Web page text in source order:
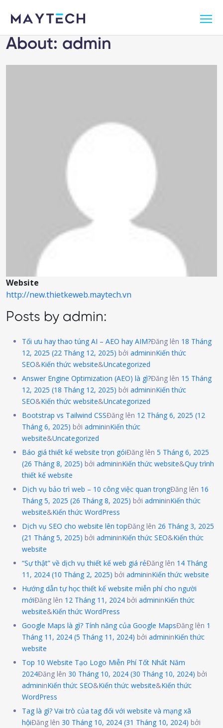
About: admin
Website
http://new.thietkeweb.maytech.vn
Posts by admin:
Tối ưu hay thao túng AI – AEO hay AIM?Đăng lên 18 Tháng
12, 2025 (22 Tháng 12, 2025) bởi admininKiến thức
SEO&Kiến thức website&Uncategorized
Answer Engine Optimization (AEO) là gì?Đăng lên 15 Tháng
12, 2025 (18 Tháng 12, 2025) bởi admininKiến thức
SEO&Kiến thức website&Uncategorized
Bootstrap vs Tailwind CSSĐăng lên 12 Tháng 6, 2025 (12
Tháng 6, 2025) bởi admininKiến thức
website&Uncategorized
Báo giá thiết kế website trọn góiĐăng lên 5 Tháng 6, 2025
(26 Tháng 8, 2025) bởi admininKiến thức website&Quy trình
thiết kế website
Dịch vụ bảo trì web – 10 công việc quan trọngĐăng lên 16
Tháng 5, 2025 (26 Tháng 8, 2025) bởi admininKiến thức
website&Kiến thức WordPress
Dịch vụ SEO cho website lên topĐăng lên 26 Tháng 3, 2025
(21 Tháng 5, 2025) bởi admininKiến thức SEO&Kiến thức
website
“Sự thật” về dịch vụ thiết kế web giá rẻĐăng lên 14 Tháng
11, 2024 (10 Tháng 2, 2025) bởi admininKiến thức website
Hướng dẫn tự học thiết kế website miễn phí cho người
mớiĐăng lên 12 Tháng 11, 2024 bởi admininKiến thức
website&Kiến thức WordPress
Google Maps là gì? Tính năng của Google MapsĐăng lên 1
Tháng 11, 2024 (5 Tháng 11, 2024) bởi admininKiến thức
website
Top 10 Website Tạo Logo Miễn Phí Tốt Nhất Năm
2024Đăng lên 30 Tháng 10, 2024 (30 Tháng 10, 2024) bởi
admininKiến thức SEO&Kiến thức website&Kiến thức
WordPress
Tag là gì? Vai trò của tag đối với website và mạng xã
hộiĐăng lên 30 Tháng 10, 2024 (31 Tháng 10, 2024) bởi